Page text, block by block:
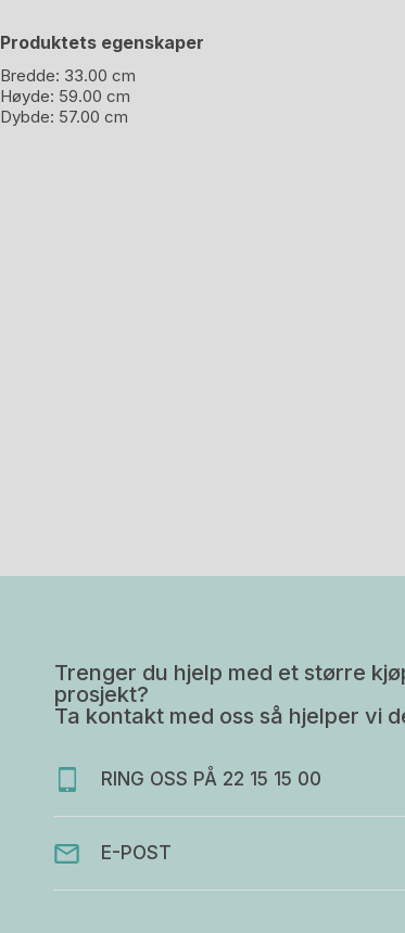
Produktets egenskaper
Bredde: 33.00 cm
Høyde: 59.00 cm
Dybde: 57.00 cm
Trenger du hjelp med et større
prosjekt?
Ta kontakt med oss så hjelper vi
RING OSS PÅ 22 15 15 00
E-POST